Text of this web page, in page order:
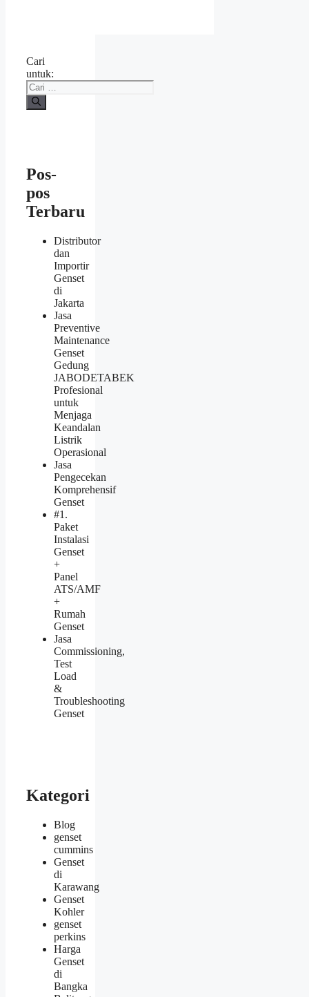
Cari
untuk:
Pos-
pos
Terbaru
Distributor
dan
Importir
Genset
di
Jakarta
Jasa
Preventive
Maintenance
Genset
Gedung
JABODETABEK
Profesional
untuk
Menjaga
Keandalan
Listrik
Operasional
Jasa
Pengecekan
Komprehensif
Genset
#1.
Paket
Instalasi
Genset
+
Panel
ATS/AMF
+
Rumah
Genset
Jasa
Commissioning,
Test
Load
&
Troubleshooting
Genset
Kategori
Blog
genset
cummins
Genset
di
Karawang
Genset
Kohler
genset
perkins
Harga
Genset
di
Bangka